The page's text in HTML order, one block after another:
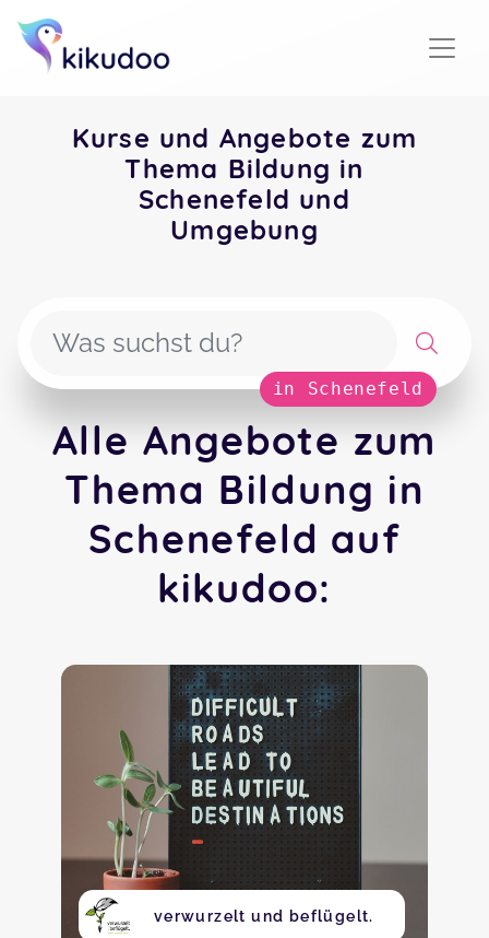
Kurse und Angebote zum
Thema Bildung in
Schenefeld und
Umgebung
in Schenefeld
Alle Angebote zum
Thema Bildung in
Schenefeld auf
kikudoo:
verwurzelt und beflügelt.